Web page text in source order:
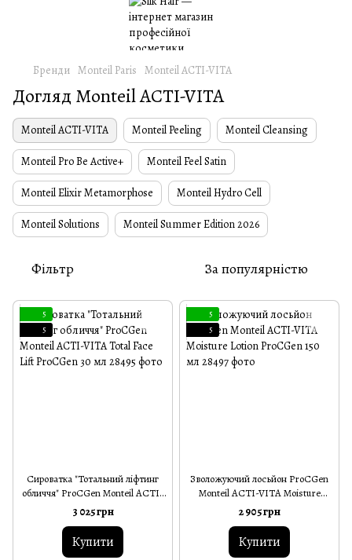
Бренди Monteil Paris Monteil ACTI-VITA
Догляд Monteil ACTI-VITA
Monteil ACTI-VITA Monteil Peeling Monteil Cleansing
Monteil Pro Be Active+ Monteil Feel Satin
Monteil Elixir Metamorphose Monteil Hydro Cell
Monteil Solutions Monteil Summer Edition 2026
Фільтр За популярністю
5
5
Сироватка "Тотальний ліфтинг
обличчя" ProCGen Monteil ACTI-
VITA Total Face Lift ProCGen 30
мл
3 025 грн
Купити
5
5
Зволожуючий лосьйон ProCGen
Monteil ACTI-VITA Moisture
Lotion ProCGen 150 мл
2 905 грн
Купити